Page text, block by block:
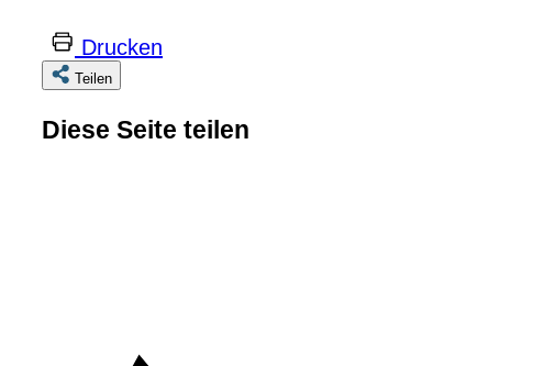
Drucken
Teilen
Diese Seite teilen